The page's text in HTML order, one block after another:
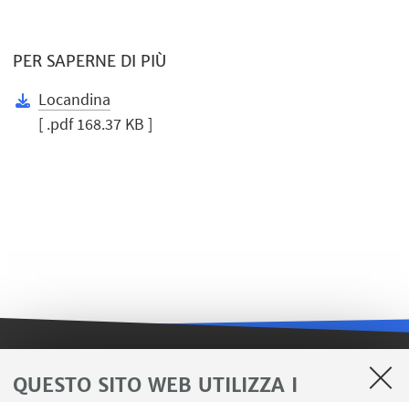
QUESTO SITO WEB UTILIZZA I
PER SAPERNE DI PIÙ
Locandina
[ .pdf 168.37 KB ]
LINK UTILI